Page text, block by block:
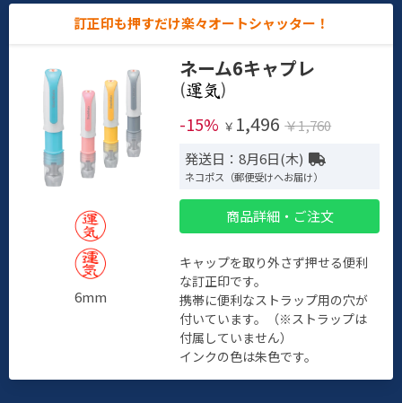
訂正印も押すだけ楽々オートシャッター！
6mm
ネーム6キャプレ
(
)
-15% ￥ 1,496 ￥1,760
発送日：8月6日(木)
ネコポス（郵便受けへお届け）
商品詳細・ご注文
キャップを取り外さず押せる便利
な訂正印です。
携帯に便利なストラップ用の穴が
付いています。（※ストラップは
付属していません）
インクの色は朱色です。